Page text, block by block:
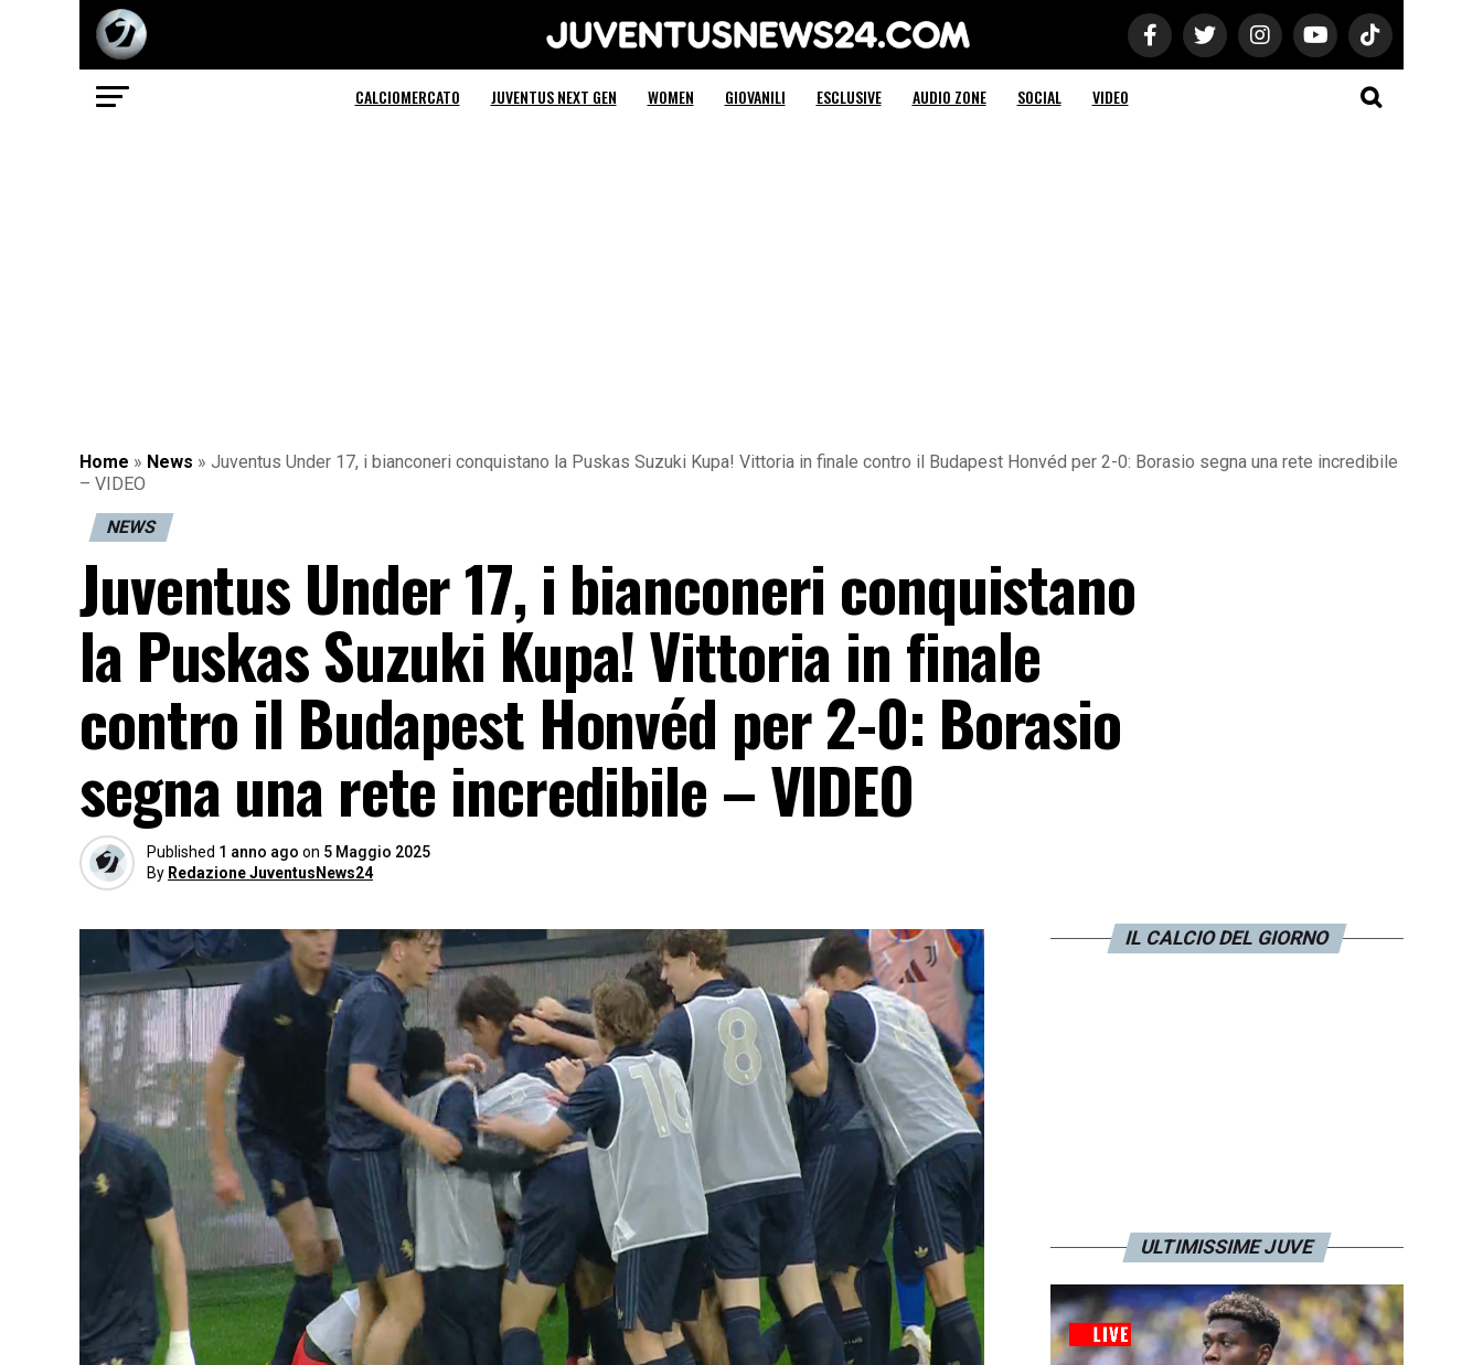
Juventus News 24
CALCIOMERCATO JUVENTUS NEXT GEN WOMEN GIOVANILI ESCLUSIVE AUDIO ZONE SOCIAL VIDEO
Home » News » Juventus Under 17, i bianconeri conquistano la Puskas Suzuki Kupa! Vittoria in finale contro il Budapest Honvéd per 2-0: Borasio segna una rete incredibile
– VIDEO
NEWS
Juventus Under 17, i bianconeri conquistano
la Puskas Suzuki Kupa! Vittoria in finale
contro il Budapest Honvéd per 2-0: Borasio
segna una rete incredibile – VIDEO
Published 1 anno ago on 5 Maggio 2025
By Redazione JuventusNews24
IL CALCIO DEL GIORNO
ULTIMISSIME JUVE